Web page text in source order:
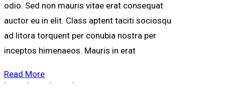
odio. Sed non mauris vitae erat consequat
auctor eu in elit. Class aptent taciti sociosqu
ad litora torquent per conubia nostra per
inceptos himenaeos. Mauris in erat
Read More